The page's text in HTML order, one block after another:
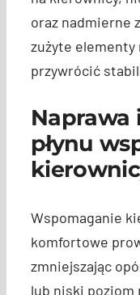
oraz nadmierne
zużyte elementy
przywrócić
Naprawa
płynu
Wspomaganie
komfortowe
zmniejszając
lub niski poziom